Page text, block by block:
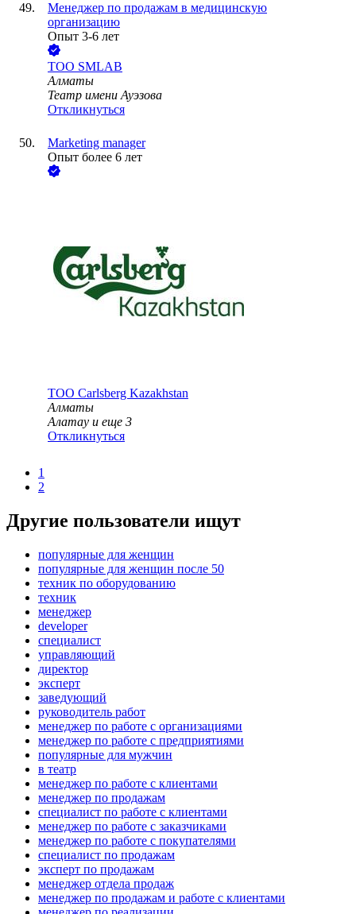
Менеджер по продажам в медицинскую
организацию
Опыт 3-6 лет
ТОО SMLAB
Алматы
Театр имени Ауэзова
Откликнуться
Marketing manager
Опыт более 6 лет
ТОО Carlsberg Kazakhstan
Алматы
Алатау и еще 3
Откликнуться
1
2
Другие пользователи ищут
популярные для женщин
популярные для женщин после 50
техник по оборудованию
техник
менеджер
developer
специалист
управляющий
директор
эксперт
заведующий
руководитель работ
менеджер по работе с организациями
менеджер по работе с предприятиями
популярные для мужчин
в театр
менеджер по работе с клиентами
менеджер по продажам
специалист по работе с клиентами
менеджер по работе с заказчиками
менеджер по работе с покупателями
специалист по продажам
эксперт по продажам
менеджер отдела продаж
менеджер по продажам и работе с клиентами